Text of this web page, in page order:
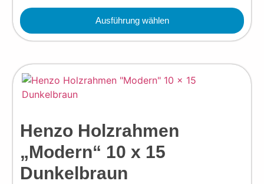
Ausführung wählen
Henzo Holzrahmen
„Modern“ 10 x 15
Dunkelbraun